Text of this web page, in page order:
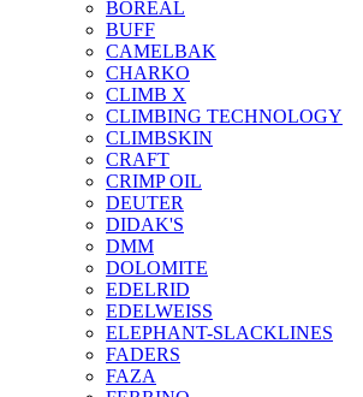
BOREAL
BUFF
CAMELBAK
CHARKO
CLIMB X
CLIMBING TECHNOLOGY
CLIMBSKIN
CRAFT
CRIMP OIL
DEUTER
DIDAK'S
DMM
DOLOMITE
EDELRID
EDELWEISS
ELEPHANT-SLACKLINES
FADERS
FAZA